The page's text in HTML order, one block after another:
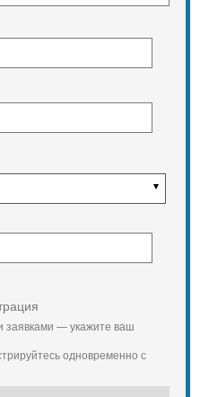
заявками — укажите ваш
одновременно с